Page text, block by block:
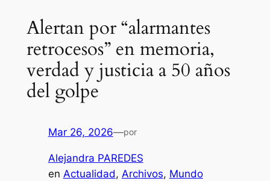
Alertan por “alarmantes
retrocesos” en memoria,
verdad y justicia a 50 años
del golpe
Mar 26, 2026—por
Alejandra PAREDES
en Actualidad, Archivos, Mundo